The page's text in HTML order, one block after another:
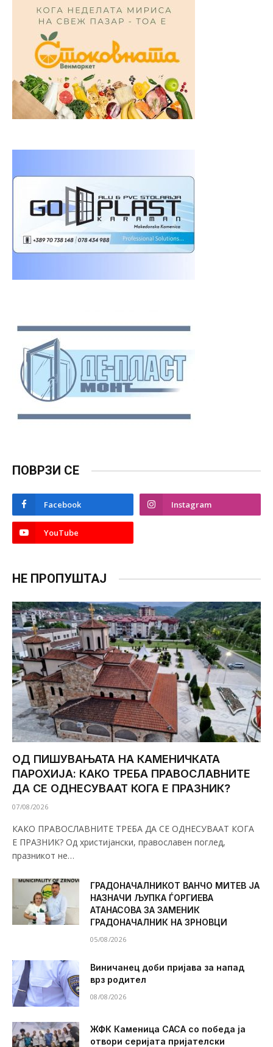
ПОВРЗИ СЕ
Facebook Instagram
YouTube
НЕ ПРОПУШТАЈ
ОД ПИШУВАЊАТА НА КАМЕНИЧКАТА
ПАРОХИЈА: КАКО ТРЕБА ПРАВОСЛАВНИТЕ
ДА СЕ ОДНЕСУВААТ КОГА Е ПРАЗНИК?
07/08/2026
КАКО ПРАВОСЛАВНИТЕ ТРЕБА ДА СЕ ОДНЕСУВААТ КОГА
Е ПРАЗНИК? Од христијански, православен поглед,
празникот не…
ГРАДОНАЧАЛНИКОТ ВАНЧО МИТЕВ ЈА
НАЗНАЧИ ЉУПКА ЃОРГИЕВА
АТАНАСОВА ЗА ЗАМЕНИК
ГРАДОНАЧАЛНИК НА ЗРНОВЦИ
05/08/2026
Виничанец доби пријава за напад
врз родител
08/08/2026
ЖФК Каменица САСА со победа ја
отвори серијата пријателски